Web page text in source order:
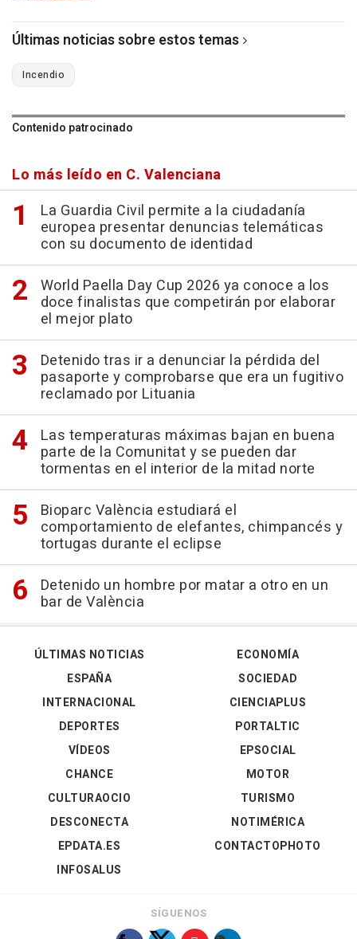
Últimas noticias sobre estos temas
Incendio
Contenido patrocinado
Lo más leído en C. Valenciana
La Guardia Civil permite a la ciudadanía
europea presentar denuncias telemáticas
con su documento de identidad
World Paella Day Cup 2026 ya conoce a los
doce finalistas que competirán por elaborar
el mejor plato
Detenido tras ir a denunciar la pérdida del
pasaporte y comprobarse que era un fugitivo
reclamado por Lituania
Las temperaturas máximas bajan en buena
parte de la Comunitat y se pueden dar
tormentas en el interior de la mitad norte
Bioparc València estudiará el
comportamiento de elefantes, chimpancés y
tortugas durante el eclipse
Detenido un hombre por matar a otro en un
bar de València
ÚLTIMAS NOTICIAS
ESPAÑA
INTERNACIONAL
DEPORTES
VÍDEOS
ECONOMÍA
SOCIEDAD
CIENCIAPLUS
PORTALTIC
EPSOCIAL
CHANCE
CULTURAOCIO
DESCONECTA
EPDATA.ES
INFOSALUS
MOTOR
TURISMO
NOTIMÉRICA
CONTACTOPHOTO
SÍGUENOS